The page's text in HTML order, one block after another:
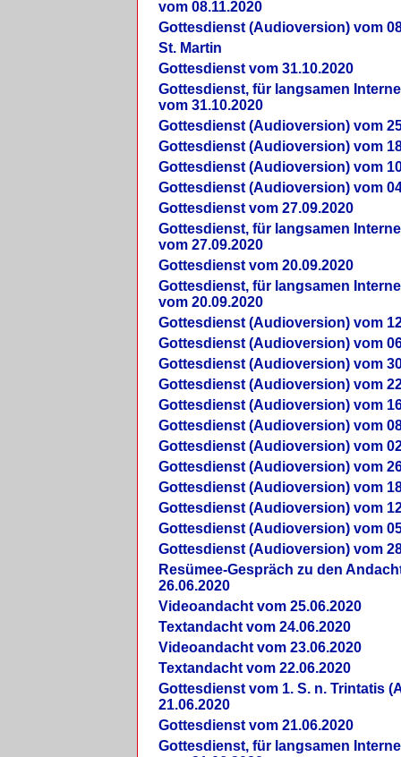
vom 08.11.2020
Gottesdienst (Audioversion) vom
St. Martin
Gottesdienst vom 31.10.2020
Gottesdienst, für langsamen
vom 31.10.2020
Gottesdienst (Audioversion) vom
Gottesdienst (Audioversion) vom
Gottesdienst (Audioversion) vom
Gottesdienst (Audioversion) vom
Gottesdienst vom 27.09.2020
Gottesdienst, für langsamen
vom 27.09.2020
Gottesdienst vom 20.09.2020
Gottesdienst, für langsamen
vom 20.09.2020
Gottesdienst (Audioversion) vom
Gottesdienst (Audioversion) vom
Gottesdienst (Audioversion) vom
Gottesdienst (Audioversion) vom
Gottesdienst (Audioversion) vom
Gottesdienst (Audioversion) vom
Gottesdienst (Audioversion) vom
Gottesdienst (Audioversion) vom
Gottesdienst (Audioversion) vom
Gottesdienst (Audioversion) vom
Gottesdienst (Audioversion) vom
Gottesdienst (Audioversion) vom
Re­sü­mee-Gespräch zu den
26.06.2020
Videoandacht vom 25.06.2020
Textandacht vom 24.06.2020
Videoandacht vom 23.06.2020
Textandacht vom 22.06.2020
Gottesdienst vom 1. S. n. Trintatis
21.06.2020
Gottesdienst vom 21.06.2020
Gottesdienst, für langsamen